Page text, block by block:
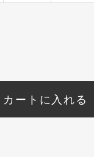
カートに入れる